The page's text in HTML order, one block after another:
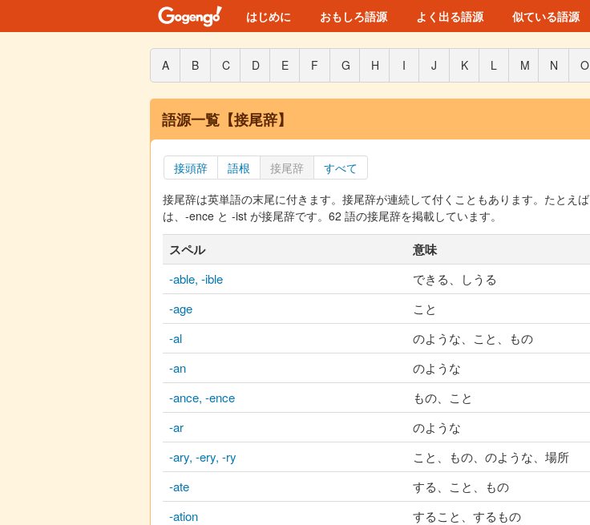
はじめに おもしろ語源 よく出る語源 似ている語源
A B C D E F G H I J K L M N O
語源一覧【接尾辞】
接頭辞 語根 接尾辞
すべて
接尾辞は英単語の末尾に付きます。接尾辞が連続して付くこともあります。たとえば
は、-ence と -ist が接尾辞です。62 語の接尾辞を掲載しています。
スペル 意味
-able, -ible
できる、しうる
-age
こと
-al
のような、こと、もの
-an
のような
-ance, -ence
もの、こと
-ar
のような
-ary, -ery, -ry
こと、もの、のような、場所
-ate
する、こと、もの
-ation
すること、するもの